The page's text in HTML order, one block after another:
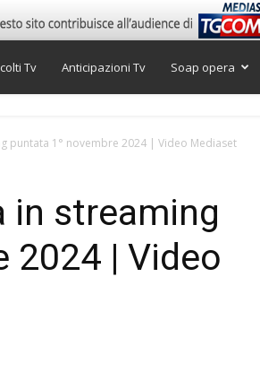
Tv Anticipazioni Tv Soap opera
puntata 1° novembre 2024 | Video Mediaset
in streaming
2024 | Video